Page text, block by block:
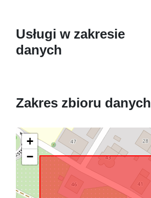
Usługi w zakresie
danych
Zakres zbioru danych
+
−